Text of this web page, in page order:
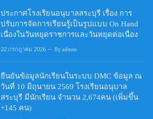
ประกาศโรงเรียนอนุบาลสระบุรี เรื่อง การ
ปรับการจัดการเรียนรู้เป็นรูปแบบ On Hand
เนื่องในวันหยุดราชการและวันหยุดต่อเนื่อง
22 กรกฎาคม 2026 By admin
ยืนยันข้อมูลนักเรียนในระบบ DMC ข้อมูล ณ
วันที่ 10 มิถุนายน 2569 โรงเรียนอนุบาล
สระบุรี มีนักเรียน จำนวน 2,674คน (เพิ่มขึ้น
+145 คน)